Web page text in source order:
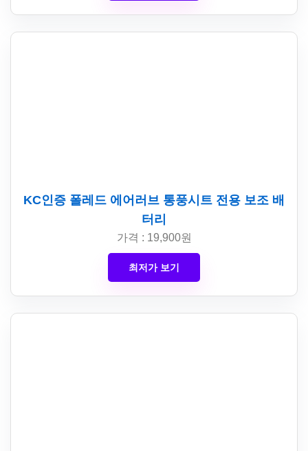
KC인증 폴레드 에어러브 통풍시트 전용 보조 배
터리
가격 : 19,900원
최저가 보기